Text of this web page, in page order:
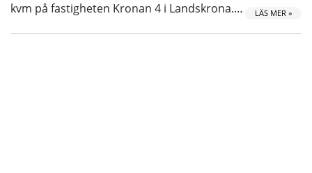
kvm på fastigheten Kronan 4 i Landskrona.…
LÄS MER »